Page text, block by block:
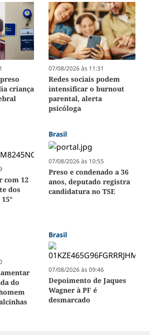
criança
07/08/2026 às 11:31
Redes sociais podem
intensificar o burnout
parental, alerta
psicóloga
com 12
dos
Brasil
07/08/2026 às 10:55
Preso e condenado a 36
anos, deputado registra
candidatura no TSE
do
Brasil
07/08/2026 às 09:46
Depoimento de Jaques
Wagner à PF é
desmarcado